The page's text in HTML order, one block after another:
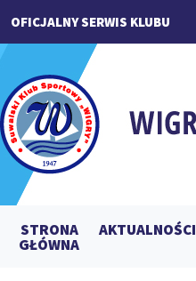
OFICJALNY SERWIS KLUBU
STRONA
GŁÓWNA
AKTUALNOŚCI